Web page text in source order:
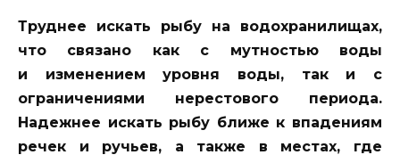
Труднее искать рыбу на водохранилищах,
что связано как с мутностью воды
и изменением уровня воды, так и с
ограничениями нерестового периода.
Надежнее искать рыбу ближе к впадениям
речек и ручьев, а также в местах, где